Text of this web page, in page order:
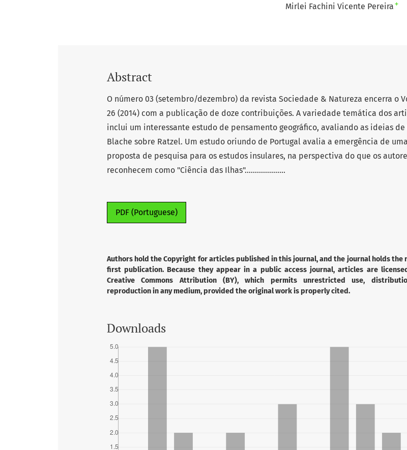
Mirlei Fachini Vicente Pereira +
Abstract
O número 03 (setembro/dezembro) da revista Sociedade & Natureza encerra o
26 (2014) com a publicação de doze contribuições. A variedade temática dos
inclui um interessante estudo de pensamento geográfico, avaliando as ideias de
Blache sobre Ratzel. Um estudo oriundo de Portugal avalia a emergência de
proposta de pesquisa para os estudos insulares, na perspectiva do que os
reconhecem como "Ciência das Ilhas"....................
PDF (Portuguese)
Authors hold the Copyright for articles published in this journal, and the journal holds the
first publication. Because they appear in a public access journal, articles are
Creative Commons Attribution (BY), which permits unrestricted use,
reproduction in any medium, provided the original work is properly cited.
Downloads